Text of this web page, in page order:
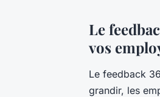
Le
vos
Le feedback
grandir, les